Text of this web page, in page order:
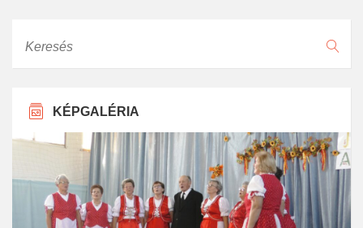
KÉPGALÉRIA